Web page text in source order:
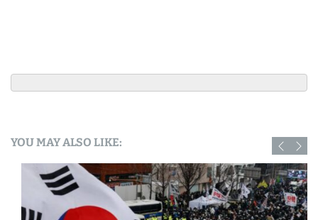
YOU MAY ALSO LIKE: